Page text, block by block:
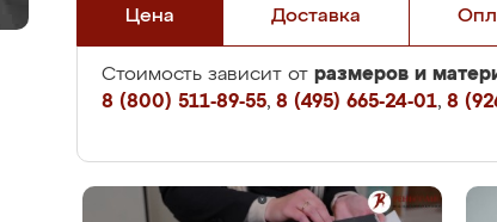
Цена Доставка
Стоимость зависит от размеров и
8 (800) 511-89-55, 8 (495) 665-24-01, 8